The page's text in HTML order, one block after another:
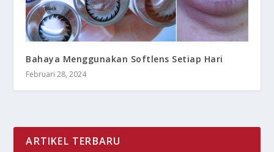
Bahaya Menggunakan Softlens Setiap Hari
Februari 28, 2024
ARTIKEL TERBARU